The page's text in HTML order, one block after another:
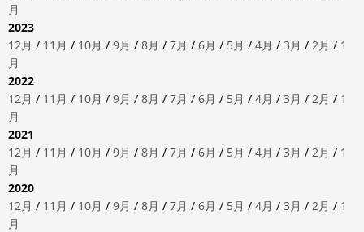
月
2023
12月 / 11月 / 10月 / 9月 / 8月 / 7月 / 6月 / 5月 / 4月 / 3月 / 2月 / 1
月
2022
12月 / 11月 / 10月 / 9月 / 8月 / 7月 / 6月 / 5月 / 4月 / 3月 / 2月 / 1
月
2021
12月 / 11月 / 10月 / 9月 / 8月 / 7月 / 6月 / 5月 / 4月 / 3月 / 2月 / 1
月
2020
12月 / 11月 / 10月 / 9月 / 8月 / 7月 / 6月 / 5月 / 4月 / 3月 / 2月 / 1
月